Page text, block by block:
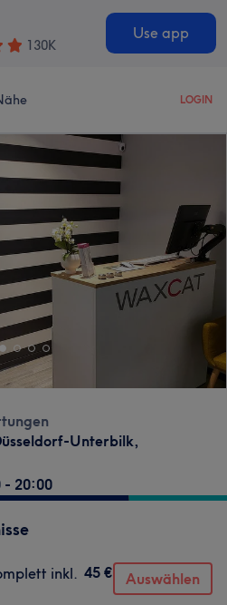
130K
Use app
LOGIN
Unterbilk,
- 20:00
inkl. 45 € Auswählen